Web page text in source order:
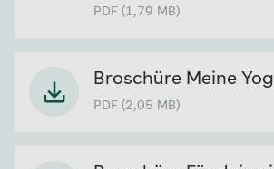
PDF (1,79 MB)
Broschüre Meine
PDF (2,05 MB)